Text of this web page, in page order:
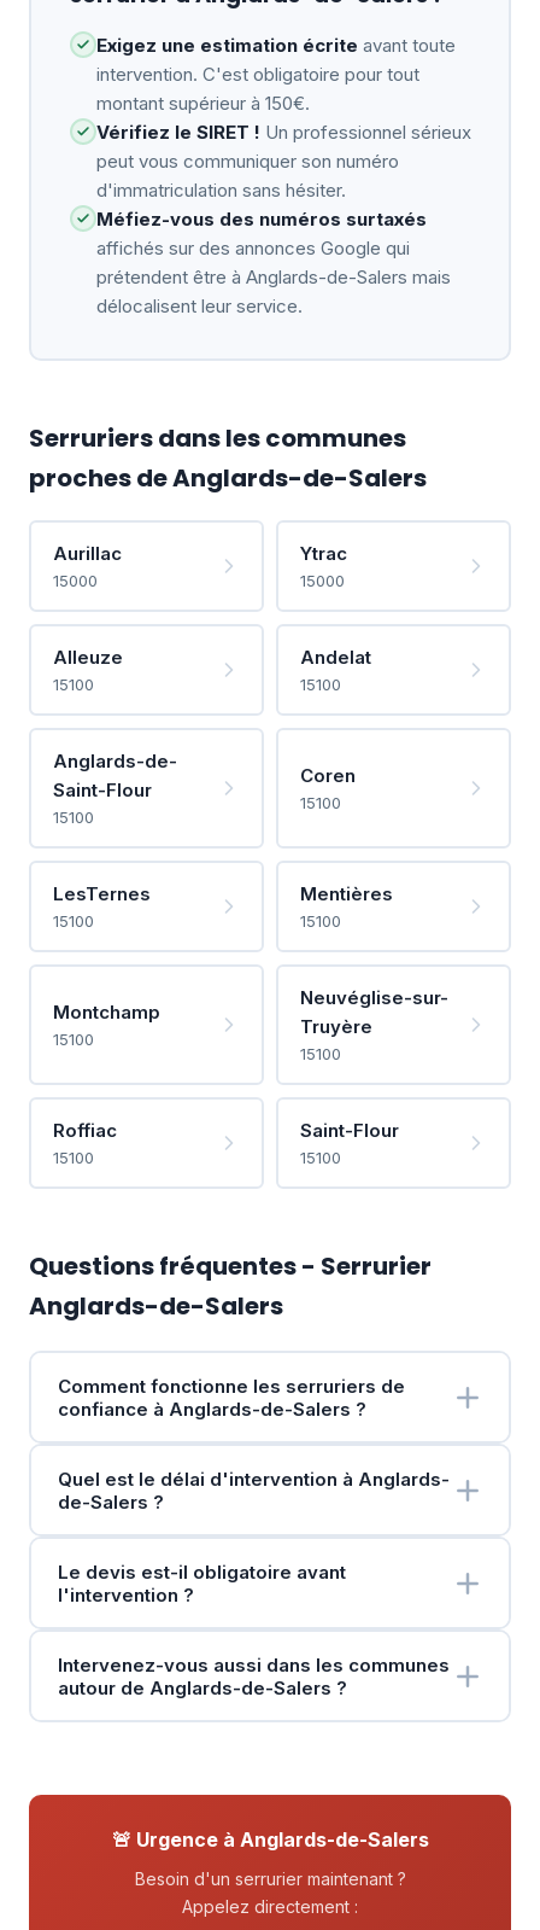
Exigez une estimation écrite avant toute
intervention. C'est obligatoire pour tout
montant supérieur à 150€.
Vérifiez le SIRET ! Un professionnel sérieux
peut vous communiquer son numéro
d'immatriculation sans hésiter.
Méfiez-vous des numéros surtaxés
affichés sur des annonces Google qui
prétendent être à Anglards-de-Salers mais
délocalisent leur service.
Serruriers dans les communes
proches de Anglards-de-Salers
Aurillac
15000
Ytrac
15000
Alleuze
15100
Andelat
15100
Anglards-de-
Saint-Flour
15100
Coren
15100
LesTernes
15100
Mentières
15100
Montchamp
15100
Neuvéglise-sur-
Truyère
15100
Roffiac
15100
Saint-Flour
15100
Questions fréquentes - Serrurier
Anglards-de-Salers
Comment fonctionne les serruriers de
confiance à Anglards-de-Salers ?
Quel est le délai d'intervention à Anglards-
de-Salers ?
Le devis est-il obligatoire avant
l'intervention ?
Intervenez-vous aussi dans les communes
autour de Anglards-de-Salers ?
🚨 Urgence à Anglards-de-Salers
Besoin d'un serrurier maintenant ?
Appelez directement :